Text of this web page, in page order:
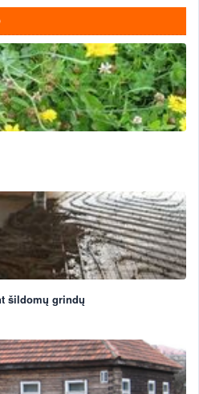
šildomų grindų